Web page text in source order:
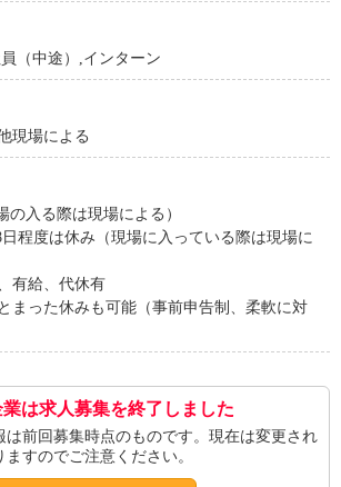
（中途）,インターン
場による
の入る際は現場による）
程度は休み（現場に入っている際は現場に
有給、代休有
まった休みも可能（事前申告制、柔軟に対
業は求人募集を終了しました
は前回募集時点のものです。現在は変更され
すのでご注意ください。